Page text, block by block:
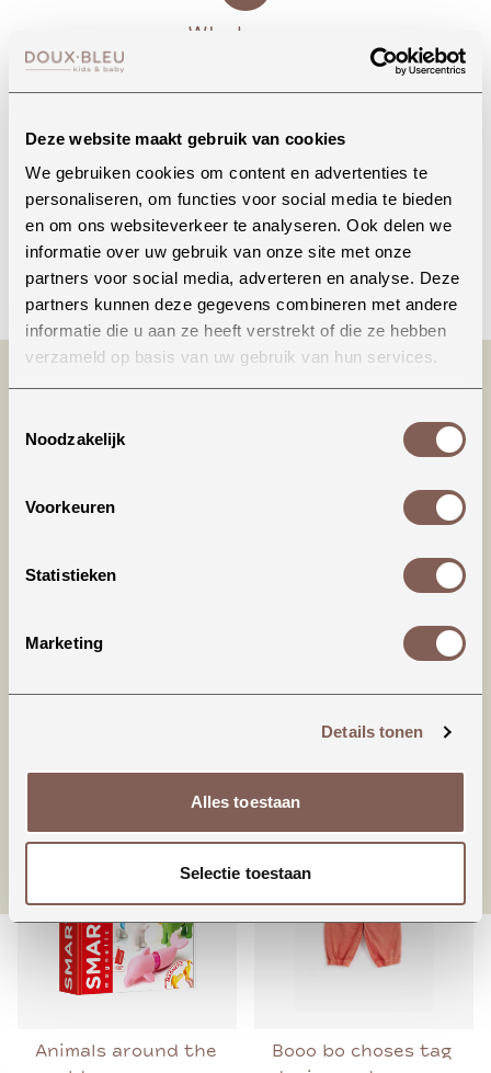
Deze website maakt gebruik van cookies
We gebruiken cookies om content en advertenties te
personaliseren, om functies voor social media te bieden
en om ons websiteverkeer te analyseren. Ook delen we
informatie over uw gebruik van onze site met onze
partners voor social media, adverteren en analyse. Deze
partners kunnen deze gegevens combineren met andere
informatie die u aan ze heeft verstrekt of die ze hebben
verzameld op basis van uw gebruik van hun services.
Noodzakelijk
Voorkeuren
Statistieken
Marketing
Details tonen
Alles toestaan
Selectie toestaan
Whatsapp
Onze winkel in Uden
Bekijk openingstijden
Bellen
Productinformatie
Animals around the
Booo bo choses tag